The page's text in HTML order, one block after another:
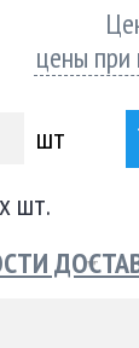
цены при
шт
шт.